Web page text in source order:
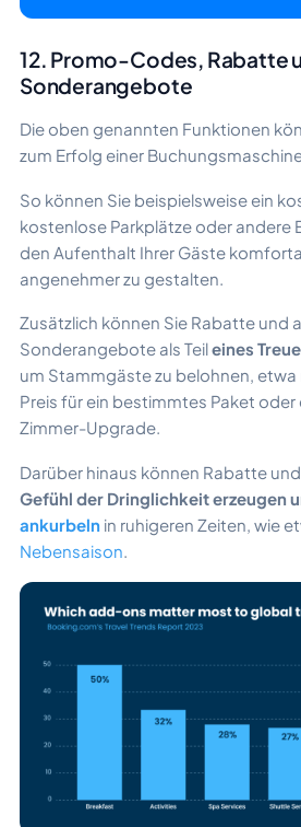
12. Promo-Codes, Rabatte
Sonderangebote
Die oben genannten Funktionen
zum Erfolg einer
So können Sie beispielsweise ein
kostenlose Parkplätze oder andere
den Aufenthalt Ihrer Gäste
angenehmer zu gestalten.
Zusätzlich können Sie Rabatte und
Sonderangebote als Teileines
um Stammgäste zu belohnen,
Preis für ein bestimmtes Paket
Zimmer-Upgrade.
Darüber hinaus können Rabatte
Gefühl der Dringlichkeit erzeugen
ankurbeln in ruhigeren Zeiten, wie
Nebensaison